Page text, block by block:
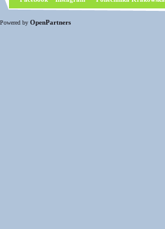
Powered by OpenPartners